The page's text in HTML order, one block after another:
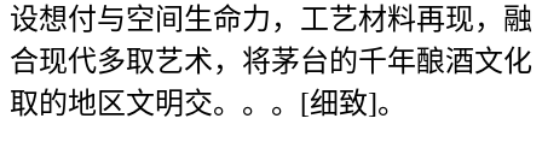
设想付与空间生命力，工艺材料再现，融
合现代多取艺术，将茅台的千年酿酒文化
取的地区文明交。。。[细致]。